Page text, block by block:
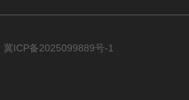
冀ICP备2025099889号-1